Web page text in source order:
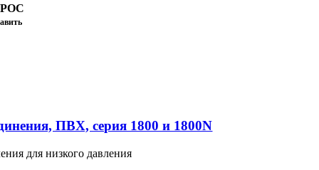
ПВХ, серия 1800 и 1800N
для низкого давления